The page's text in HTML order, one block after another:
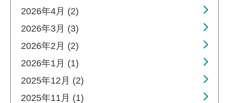
2026年4月 (2)
2026年3月 (3)
2026年2月 (2)
2026年1月 (1)
2025年12月 (2)
2025年11月 (1)